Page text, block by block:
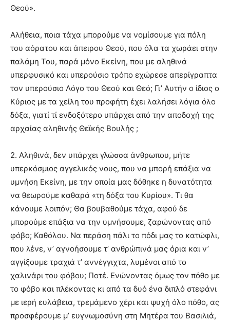
Θεού».
Αλήθεια, ποια τάχα μπορούμε να νομίσουμε για πόλη
του αόρατου και άπειρου Θεού, που όλα τα χωράει στην
παλάμη Του, παρά μόνο Εκείνη, που με αληθινά
υπερφυσικό και υπερούσιο τρόπο εχώρεσε απερίγραπτα
τον υπερούσιο Λόγο του Θεού και Θεό; Γι’ Αυτήν ο ίδιος ο
Κύριος με τα χείλη του προφήτη έχει λαλήσει λόγια όλο
δόξα, γιατί τί ενδοξότερο υπάρχει από την αποδοχή της
αρχαίας αληθινής Θεϊκής Βουλής ;
2. Αληθινά, δεν υπάρχει γλώσσα άνθρωπου, μήτε
υπερκόσμιος αγγελικός νους, που να μπορή επάξια να
υμνήση Εκείνη, με την οποία μας δόθηκε η δυνατότητα
να θεωρούμε καθαρά «τη δόξα του Κυρίου». Τι θα
κάνουμε λοιπόν; Θα βουβαθούμε τάχα, αφού δε
μπορούμε επάξια να την υμνήσουμε, ζαρώνοντας από
φόβο; Καθόλου. Να περάση πάλι το πόδι μας το κατώφλι,
που λένε, ν’ αγνοήσουμε τ’ ανθρώπινά μας όρια και ν’
αγγίξουμε τραχιά τ’ αννέγγιχτα, λυμένοι από το
χαλινάρι του φόβου; Ποτέ. Ενώνοντας όμως τον πόθο με
το φόβο και πλέκοντας κι από τα δυό ένα διπλό στεφάνι
με ιερή ευλάβεια, τρεμάμενο χέρι και ψυχή όλο πόθο, ας
προσφέρουμε μ’ ευγνωμοσύνη στη Μητέρα του Βασιλιά,